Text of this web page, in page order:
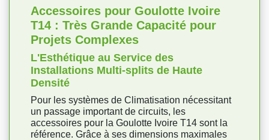
Accessoires pour Goulotte Ivoire
T14 : Très Grande Capacité pour
Projets Complexes
L'Esthétique au Service des
Installations Multi-splits de Haute
Densité
Pour les systèmes de Climatisation nécessitant
un passage important de circuits, les
accessoires pour la Goulotte Ivoire T14 sont la
référence. Grâce à ses dimensions maximales